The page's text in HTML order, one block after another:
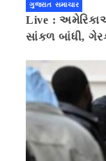
ગુજરાત સમાચાર
Live :
સાંકળ બાંધી,